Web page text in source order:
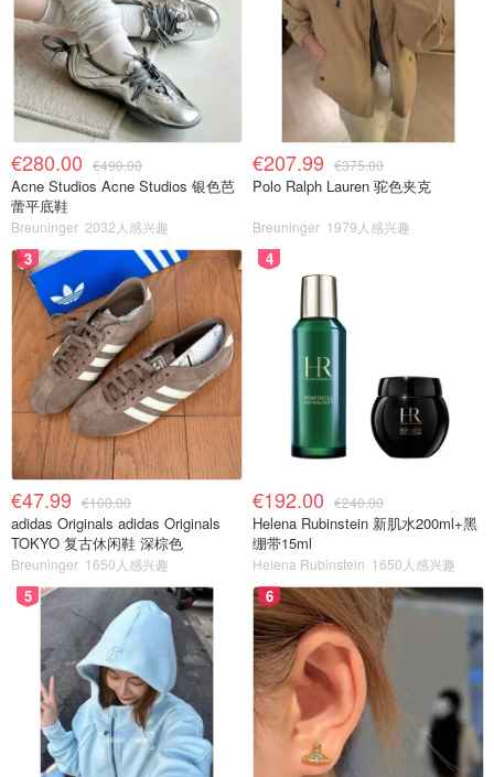
€280.00 €490.00
Acne Studios Acne Studios 银色芭
蕾平底鞋
Breuninger 2032人感兴趣
€207.99 €375.00
Polo Ralph Lauren 驼色夹克
Breuninger 1979人感兴趣
3
€47.99 €100.00
adidas Originals adidas Originals
TOKYO 复古休闲鞋 深棕色
Breuninger 1650人感兴趣
4
€192.00 €240.00
Helena Rubinstein 新肌水200ml+黑
绷带15ml
Helena Rubinstein 1650人感兴趣
5 6